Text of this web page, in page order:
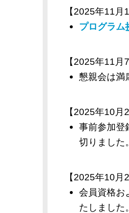
【2025年11月
プログラム
【2025年11月
懇親会は満
【2025年10月
事前参加登
切りました
【2025年10月
会員資格お
たしました